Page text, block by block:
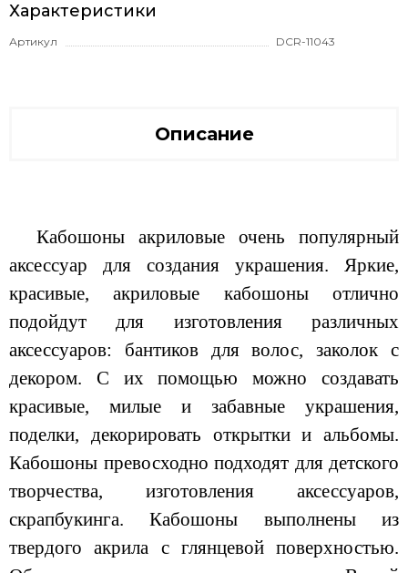
Характеристики
Артикул DCR-11043
Описание
Кабошоны акриловые очень популярный
аксессуар для создания украшения. Яркие,
красивые, акриловые кабошоны отлично
подойдут для изготовления различных
аксессуаров: бантиков для волос, заколок с
декором. С их помощью можно создавать
красивые, милые и забавные украшения,
поделки, декорировать открытки и альбомы.
Кабошоны превосходно подходят для детского
творчества, изготовления аксессуаров,
скрапбукинга. Кабошоны выполнены из
твердого акрила с глянцевой поверхностью.